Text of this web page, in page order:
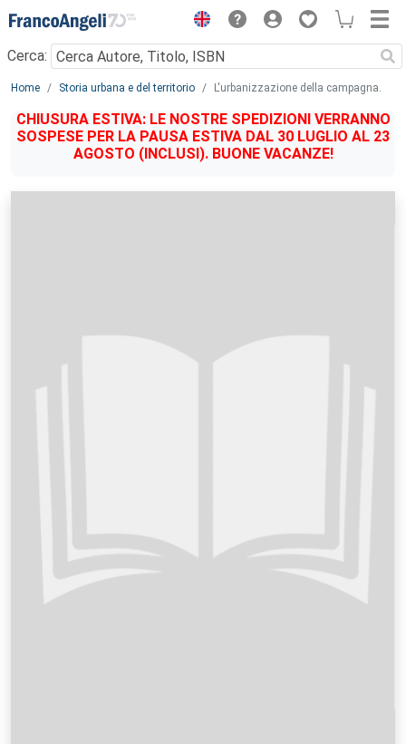
Menu
Cerca:
Main content
Home Storia urbana e del territorio L'urbanizzazione della campagna.
CHIUSURA ESTIVA: LE NOSTRE SPEDIZIONI VERRANNO
SOSPESE PER LA PAUSA ESTIVA DAL 30 LUGLIO AL 23
AGOSTO (INCLUSI). BUONE VACANZE!